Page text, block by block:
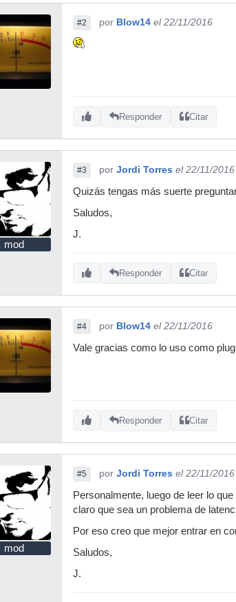
#2 por Blow14 el 22/11/2016
Responder Citar
mod
#3 por Jordi Torres el 22/11/2016
Quizás tengas más suerte
Saludos,
J.
Responder Citar
#4 por Blow14 el 22/11/2016
Vale gracias como lo uso como
Responder Citar
mod
#5 por Jordi Torres el 22/11/2016
Personalmente, luego de leer lo
claro que sea un problema de
Por eso creo que mejor entrar en
Saludos,
J.